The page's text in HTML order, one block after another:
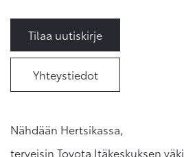
Tilaa uutiskirje
Yhteystiedot
Nähdään Hertsikassa,
terveisin Toyota Itäkeskuksen väki